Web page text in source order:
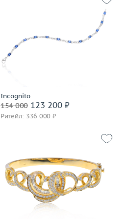
Incognito
154 000123 200 ₽
Ритейл: 336 000 ₽
6.47
Материал
золото 585 пробы
Забронировать на 24 часа
Вес (г)
43.73
Материал
золото 750 пробы
В корзину